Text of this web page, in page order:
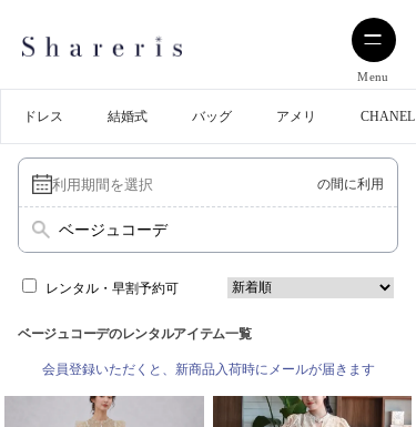
Menu
ドレス 結婚式 バッグ アメリ CHANEL
の間に利用
ベージュコーデ
レンタル・早割予約可
ベージュコーデのレンタルアイテム一覧
会員登録いただくと、新商品入荷時にメールが届きます